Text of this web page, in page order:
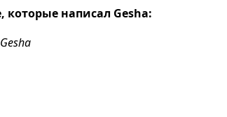
которые написал Gesha: